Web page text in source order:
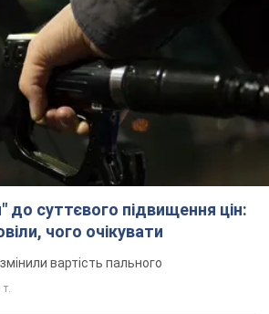
суттєвого підвищення цін:
чого очікувати
вартість пального